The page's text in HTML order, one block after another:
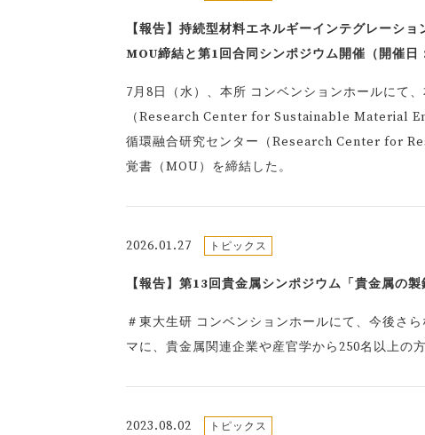
【報告】持続型材料エネルギーインテグレーシ
MOU締結と第1回合同シンポジウム開催（開催日
7月8日（水）、本所 コンベンションホールにて
（Research Center for Sustainable Material
循環融合研究センター（Research Center for
覚書（MOU）を締結した。
2026.01.27 トピックス
【報告】第13回貴金属シンポジウム「貴金属の
＃東大生研 コンベンションホールにて、今後さ
マに、貴金属関連企業や産官学から250名以上の
2023.08.02 トピックス